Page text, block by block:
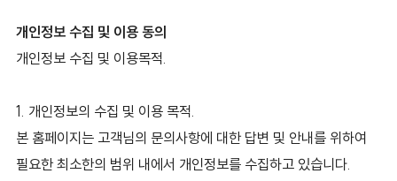
개인정보 수집 및 이용 동의
개인정보 수집 및 이용목적.
1. 개인정보의 수집 및 이용 목적.
본 홈페이지는 고객님의 문의사항에 대한 답변 및 안내를 위하여
필요한 최소한의 범위 내에서 개인정보를 수집하고 있습니다.